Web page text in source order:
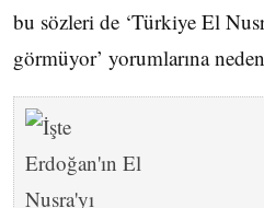
bu sözleri de ‘Türkiye El
görmüyor’ yorumlarına